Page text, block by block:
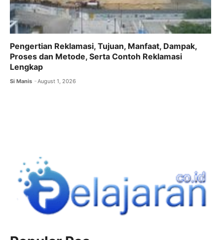
Pengertian Reklamasi, Tujuan, Manfaat, Dampak,
Proses dan Metode, Serta Contoh Reklamasi
Lengkap
Si Manis August 1, 2026